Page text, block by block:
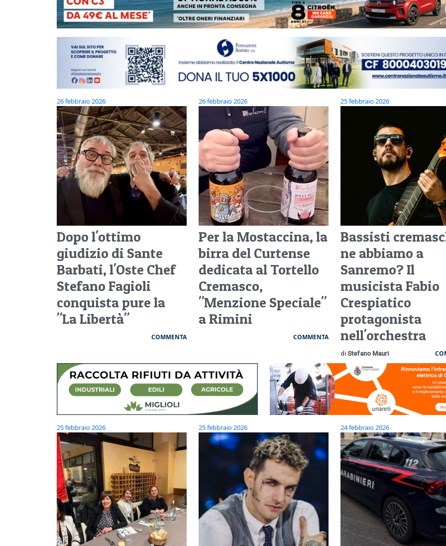
26 febbraio 2026
Dopo l'ottimo
giudizio di Sante
Barbati, l'Oste Chef
Stefano Fagioli
conquista pure la
"La Libertà"
COMMENTA
26 febbraio 2026
Per la Mostaccina, la
birra del Curtense
dedicata al Tortello
Cremasco,
"Menzione Speciale"
a Rimini
COMMENTA
25 febbraio 2026
Bassisti
ne abbiamo a
Sanremo? Il
musicista Fabio
Crespiatico
protagonista
nell'orchestra
di Stefano Mauri
25 febbraio 2026 25 febbraio 2026 24 febbraio 2026